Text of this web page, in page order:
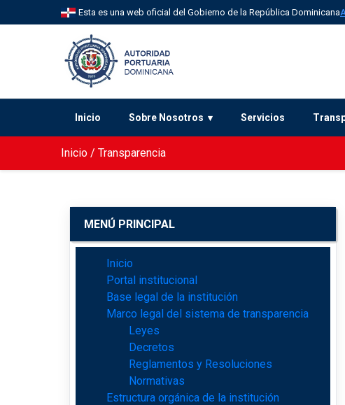
Esta es una web oficial del Gobierno de la República Dominicana
Inicio Sobre Nosotros Servicios
Inicio / Transparencia
MENÚ PRINCIPAL
Inicio
Portal institucional
Base legal de la institución
Marco legal del sistema de transparencia
Leyes
Decretos
Reglamentos y Resoluciones
Normativas
Estructura orgánica de la institución